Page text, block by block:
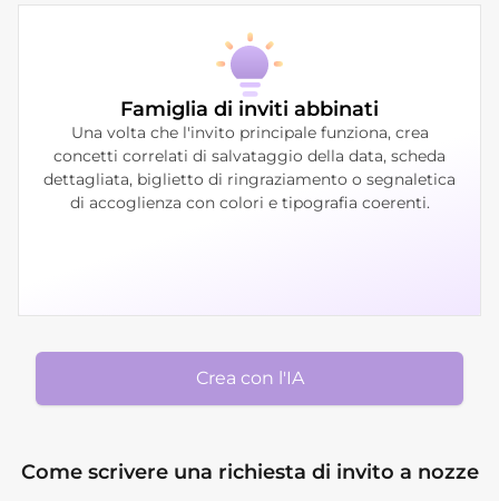
Famiglia di inviti abbinati
Una volta che l'invito principale funziona, crea
concetti correlati di salvataggio della data, scheda
dettagliata, biglietto di ringraziamento o segnaletica
di accoglienza con colori e tipografia coerenti.
Crea con l'IA
Come scrivere una richiesta di invito a nozze